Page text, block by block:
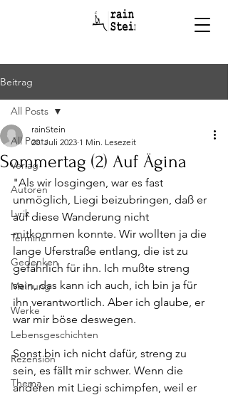
Beitrag
All Posts
Verlag
Autoren
Lyrik
Termine
Gedenken
Meinung
Werke
Lebensgeschichten
Rezension
Thema
All Posts
Sommertag (2) Auf Ägina
rainStein
20. Juli 2023 1 Min. Lesezeit
"Als wir losgingen, war es fast
unmöglich, Liegi beizubringen, daß er
auf diese Wanderung nicht
mitkommen konnte. Wir wollten ja die
lange Uferstraße entlang, die ist zu
gefährlich für ihn. Ich mußte streng
sein, das kann ich auch, ich bin ja für
ihn verantwortlich. Aber ich glaube, er
war mir böse deswegen.
Sonst bin ich nicht dafür, streng zu
sein, es fällt mir schwer. Wenn die
anderen mit Liegi schimpfen, weil er